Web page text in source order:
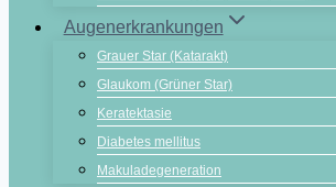
Augenerkrankungen
Grauer Star (Katarakt)
Glaukom (Grüner Star)
Keratektasie
Diabetes mellitus
Makuladegeneration